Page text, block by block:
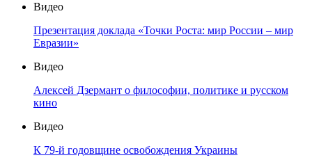
Видео
Презентация доклада «Точки Роста: мир России – мир
Евразии»
Видео
Алексей Дзермант о философии, политике и русском
кино
Видео
К 79-й годовщине освобождения Украины